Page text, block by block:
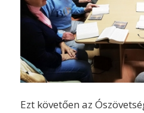
Ezt követően az